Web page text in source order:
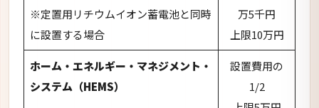
電気自動車（軽自動車） 15万円
超小型モビリティ 5万円
ミニカー（電動） 5万円